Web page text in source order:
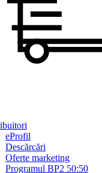
eProfil
Descărcări
Oferte marketing
Programul BP2 50:50